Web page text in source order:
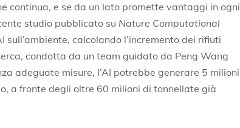
continua, e se da un lato promette vantaggi in ogni
studio pubblicato su Nature Computational
calcolando l’incremento dei rifiuti
condotta da un team guidato da Peng Wang
adeguate misure, l’AI potrebbe generare 5 milioni
a fronte degli oltre 60 milioni di tonnellate già